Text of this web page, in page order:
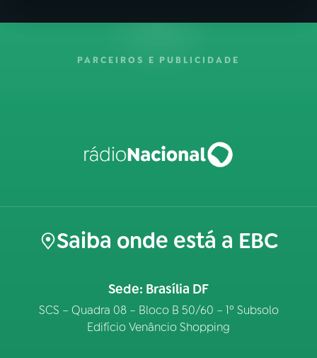
PARCEIROS E PUBLICIDADE
Saiba onde está a EBC
Sede: Brasília DF
SCS – Quadra 08 – Bloco B 50/60 – 1º Subsolo
Edifício Venâncio Shopping